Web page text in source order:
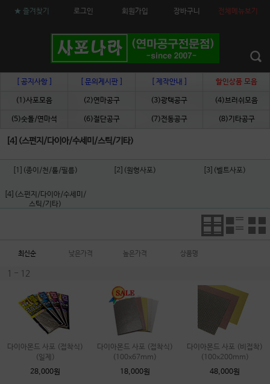
★ 즐겨찾기 로그인 회원가입 장바구니 전체메뉴보기
[ 공지사항 ] [ 문의게시판 ] [ 제작안내 ] 할인상품 모음
(1)사포모음 (2)연마공구 (3)광택공구 (4)브러쉬모음
(5)숫돌/연마석 (6)절단공구 (7)전동공구 (8)기타공구
[4](스펀지/다이아/수세미/스틱/기타)
[1](종이/천/롤/필름) [2](원형사포) [3](벨트사포)
[4](스펀지/다이아/수세미/
스틱/기타)
최신순 낮은가격 높은가격 상품명
1 - 12
다이아몬드 사포 (접착식)
(일제)
28,000원
다이아몬드 사포 (접착식)
(100x67mm)
18,000원
다이아몬드 사포 (비접착)
(100x200mm)
48,000원